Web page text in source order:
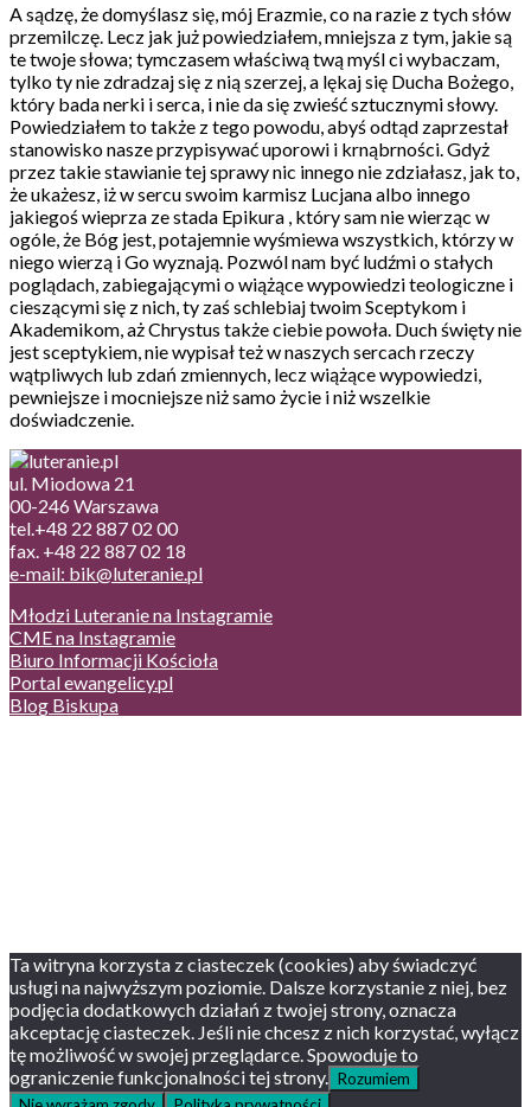
A sądzę, że domyślasz się, mój Erazmie, co na razie z tych słów
przemilczę. Lecz jak już powiedziałem, mniejsza z tym, jakie są
te twoje słowa; tymczasem właściwą twą myśl ci wybaczam,
tylko ty nie zdradzaj się z nią szerzej, a lękaj się Ducha Bożego,
który bada nerki i serca, i nie da się zwieść sztucznymi słowy.
Powiedziałem to także z tego powodu, abyś odtąd zaprzestał
stanowisko nasze przypisywać uporowi i krnąbrności. Gdyż
przez takie stawianie tej sprawy nic innego nie zdziałasz, jak to,
że ukażesz, iż w sercu swoim karmisz Lucjana albo innego
jakiegoś wieprza ze stada Epikura , który sam nie wierząc w
ogóle, że Bóg jest, potajemnie wyśmiewa wszystkich, którzy w
niego wierzą i Go wyznają. Pozwól nam być ludźmi o stałych
poglądach, zabiegającymi o wiążące wypowiedzi teologiczne i
cieszącymi się z nich, ty zaś schlebiaj twoim Sceptykom i
Akademikom, aż Chrystus także ciebie powoła. Duch święty nie
jest sceptykiem, nie wypisał też w naszych sercach rzeczy
wątpliwych lub zdań zmiennych, lecz wiążące wypowiedzi,
pewniejsze i mocniejsze niż samo życie i niż wszelkie
doświadczenie.
ul. Miodowa 21
00-246 Warszawa
tel.+48 22 887 02 00
fax. +48 22 887 02 18
e-mail: bik@luteranie.pl
Młodzi Luteranie na Instagramie
CME na Instagramie
Biuro Informacji Kościoła
Portal ewangelicy.pl
Blog Biskupa
Ta witryna korzysta z ciasteczek (cookies) aby świadczyć
usługi na najwyższym poziomie. Dalsze korzystanie z niej, bez
podjęcia dodatkowych działań z twojej strony, oznacza
akceptację ciasteczek. Jeśli nie chcesz z nich korzystać, wyłącz
tę możliwość w swojej przeglądarce. Spowoduje to
ograniczenie funkcjonalności tej strony. Rozumiem